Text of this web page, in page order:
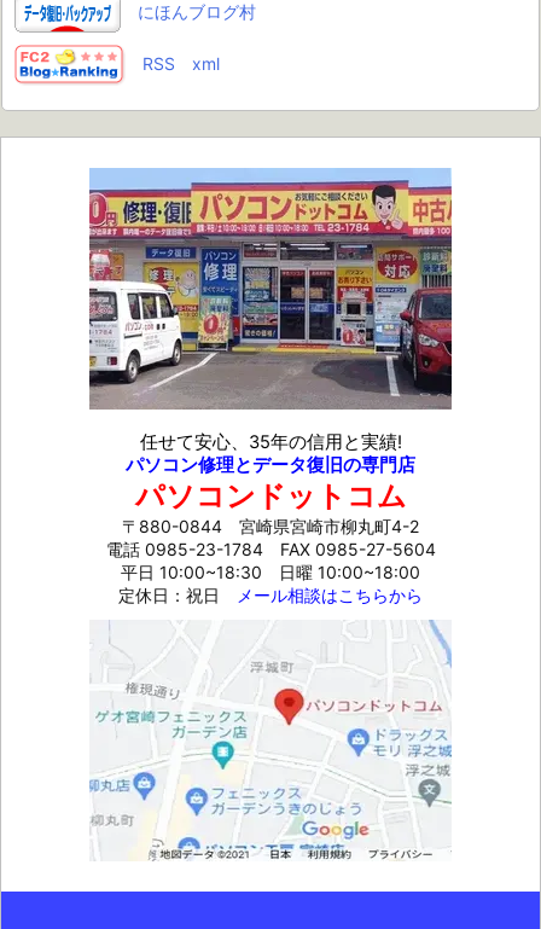
にほんブログ村
RSS xml
任せて安心、35年の信用と実績!
パソコン修理とデータ復旧の専門店
パソコンドットコム
〒880-0844 宮崎県宮崎市柳丸町4-2
電話 0985-23-1784FAX 0985-27-5604
平日 10:00~18:30 日曜 10:00~18:00
定休日：祝日
メール相談はこちらから